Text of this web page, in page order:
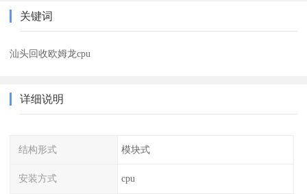
关键词
汕头回收欧姆龙cpu
详细说明
结构形式 模块式
安装方式 cpu